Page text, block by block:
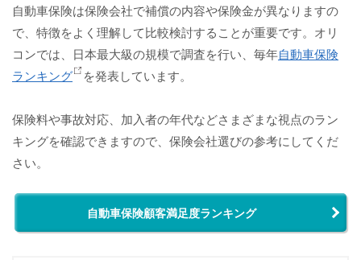
自動車保険は保険会社で補償の内容や保険金が異なりますの
で、特徴をよく理解して比較検討することが重要です。オリ
コンでは、日本最大級の規模で調査を行い、毎年自動車保険
ランキング
を発表しています。
保険料や事故対応、加入者の年代などさまざまな視点のラン
キングを確認できますので、保険会社選びの参考にしてくだ
さい。
自動車保険顧客満足度ランキング